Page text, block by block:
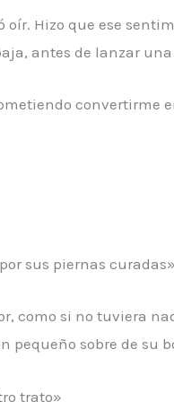
oír. Hizo que ese
antes de lanzar
convertirme
sus piernas
como si no tuviera
pequeño sobre de su
trato»